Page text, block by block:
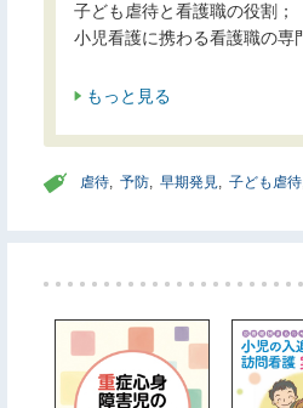
子ども虐待と看護職の役割；
小児看護に携わる看護職の
もっと見る
虐待, 予防, 早期発見, 子ども虐待